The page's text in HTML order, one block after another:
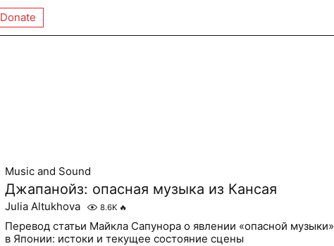
Donate
Music and Sound
Джапанойз: опасная музыка из Кансая
Julia Altukhova 8.6K 🔥
Перевод статьи Майкла Сапунора о явлении «опасной музыки»
в Японии: истоки и текущее состояние сцены